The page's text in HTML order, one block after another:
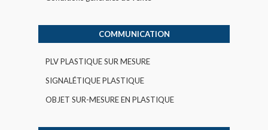
COMMUNICATION
PLV PLASTIQUE SUR MESURE
SIGNALÉTIQUE PLASTIQUE
OBJET SUR-MESURE EN PLASTIQUE